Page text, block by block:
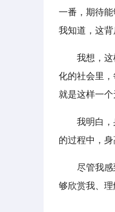
一番，期待
我知道，这背
我想，
化的社会里
就是这样一个
我明白
的过程中，
尽管我
够欣赏我、